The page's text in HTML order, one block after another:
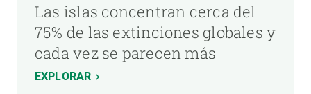
Las islas concentran cerca del
75% de las extinciones globales y
cada vez se parecen más
EXPLORAR